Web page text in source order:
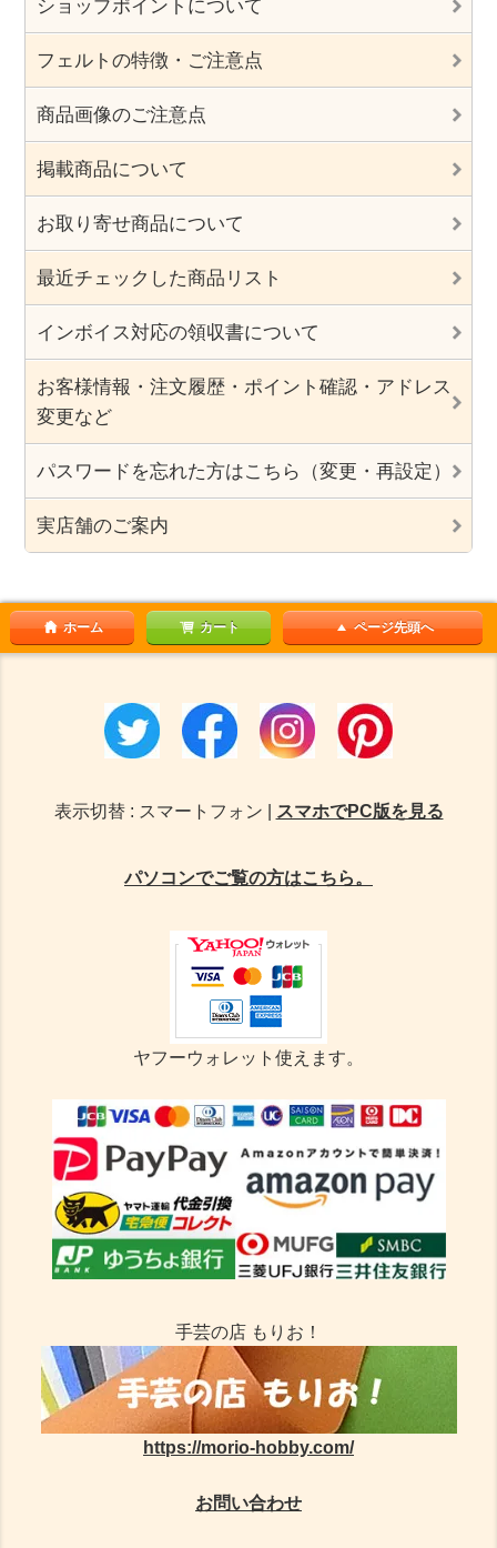
ショップポイントについて
フェルトの特徴・ご注意点
商品画像のご注意点
掲載商品について
お取り寄せ商品について
最近チェックした商品リスト
インボイス対応の領収書について
お客様情報・注文履歴・ポイント確認・アドレス
変更など
パスワードを忘れた方はこちら（変更・再設定）
実店舗のご案内
ホーム カート ページ先頭へ
表示切替 : スマートフォン | スマホでPC版を見る
パソコンでご覧の方はこちら。
ヤフーウォレット使えます。
手芸の店 もりお！
https://morio-hobby.com/
お問い合わせ